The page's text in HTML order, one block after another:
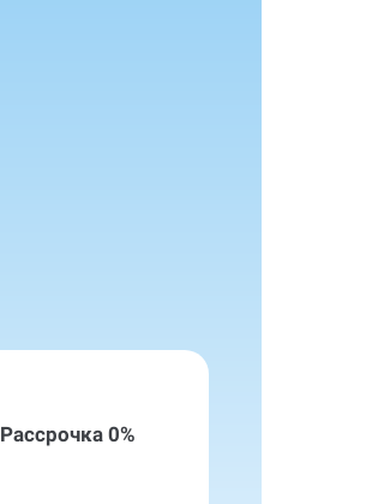
Рассрочка 0%